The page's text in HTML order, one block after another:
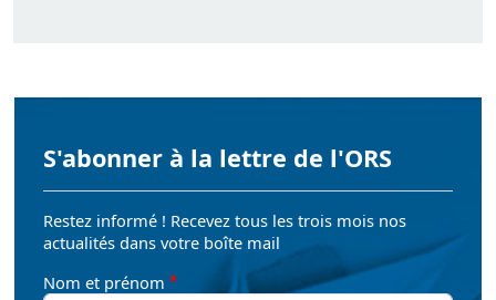
S'abonner à la lettre de l'ORS
Restez informé ! Recevez tous les trois mois nos
actualités dans votre boîte mail
Nom et prénom